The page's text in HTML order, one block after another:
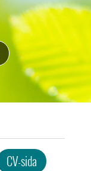
CV-sida